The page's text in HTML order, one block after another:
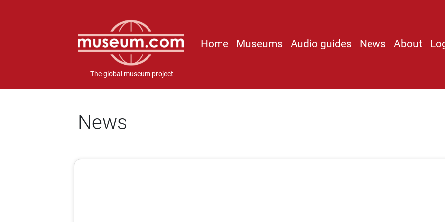
The global museum project
Home Museums Audio guides News About
News